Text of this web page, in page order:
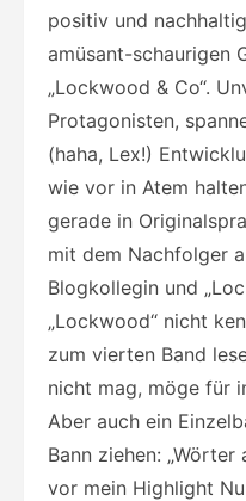
positiv und
amüsant-schaurigen
„Lockwood & Co“.
Protagonisten,
(haha, Lex!)
wie vor in Atem
gerade in
mit dem Nachfolger
Blogkollegin und
„Lockwood“ nicht
zum vierten Band
nicht mag, möge für
Aber auch ein
Bann ziehen:
vor mein Highlight